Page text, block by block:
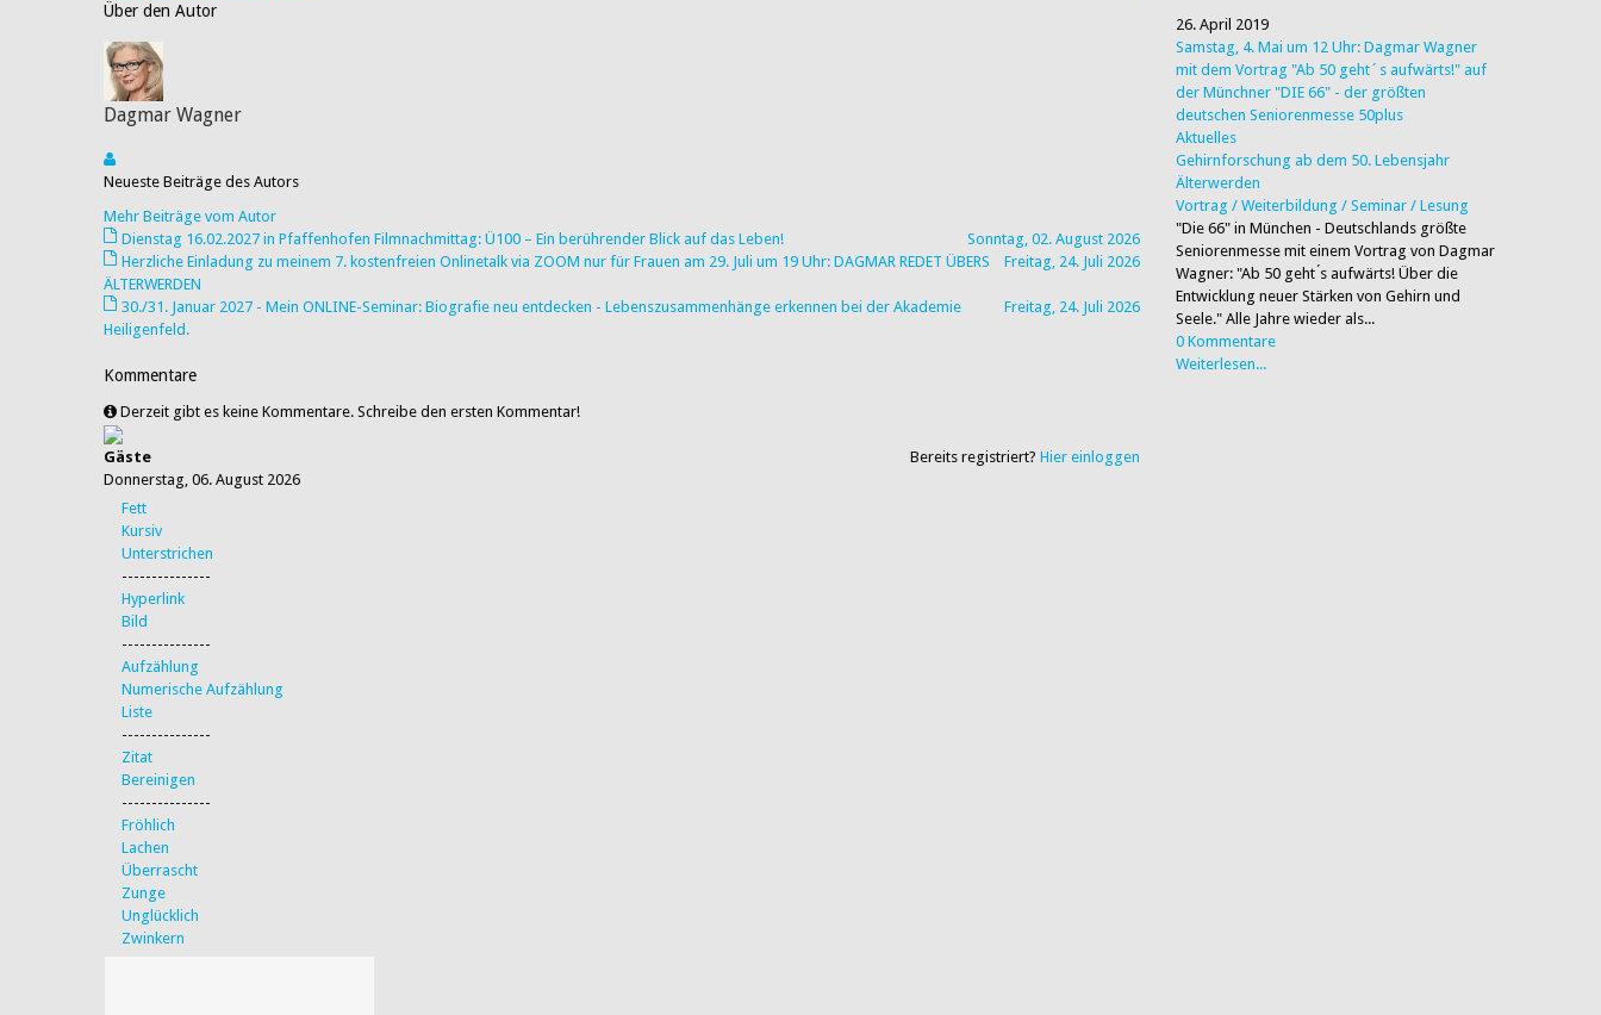
Über den Autor
Dagmar Wagner
Neueste Beiträge des Autors
Mehr Beiträge vom Autor
Sonntag, 02. August 2026
Dienstag 16.02.2027 in Pfaffenhofen Filmnachmittag: Ü100 – Ein berührender Blick auf das Leben!
Freitag, 24. Juli 2026
Herzliche Einladung zu meinem 7. kostenfreien Onlinetalk via ZOOM nur für Frauen am 29. Juli um 19 Uhr: DAGMAR REDET ÜBERS
ÄLTERWERDEN
Freitag, 24. Juli 2026
30./31. Januar 2027 - Mein ONLINE-Seminar: Biografie neu entdecken - Lebenszusammenhänge erkennen bei der Akademie
Heiligenfeld.
Kommentare
Derzeit gibt es keine Kommentare. Schreibe den ersten Kommentar!
Bereits registriert? Hier einloggen
Gäste
Donnerstag, 06. August 2026
Fett
Kursiv
Unterstrichen
---------------
Hyperlink
Bild
---------------
Aufzählung
Numerische Aufzählung
Liste
---------------
Zitat
Bereinigen
---------------
Fröhlich
Lachen
Überrascht
Zunge
Unglücklich
Zwinkern
26. April 2019
Samstag, 4. Mai um 12 Uhr: Dagmar Wagner
mit dem Vortrag "Ab 50 geht´s aufwärts!" auf
der Münchner "DIE 66" - der größten
deutschen Seniorenmesse 50plus
Aktuelles
Gehirnforschung ab dem 50. Lebensjahr
Älterwerden
Vortrag / Weiterbildung / Seminar / Lesung
"Die 66" in München - Deutschlands größte
Seniorenmesse mit einem Vortrag von Dagmar
Wagner: "Ab 50 geht ́s aufwärts! Über die
Entwicklung neuer Stärken von Gehirn und
Seele." Alle Jahre wieder als...
0 Kommentare
Weiterlesen...